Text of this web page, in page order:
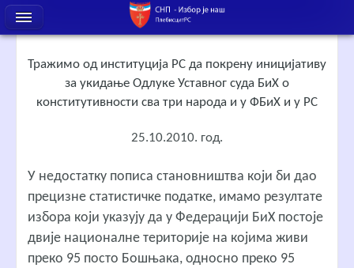
Тражимо од институција РС да покрену иницијативу
за укидање Одлуке Уставног суда БиХ о
конститутивности сва три народа и у ФБиХ и у РС
25.10.2010. год.
У недостатку пописа становништва који би дао
прецизне статистичке податке, имамо резултате
избора који указују да у Федерацији БиХ постоје
двије националне територије на којима живи
преко 95 посто Бошњака, односно преко 95